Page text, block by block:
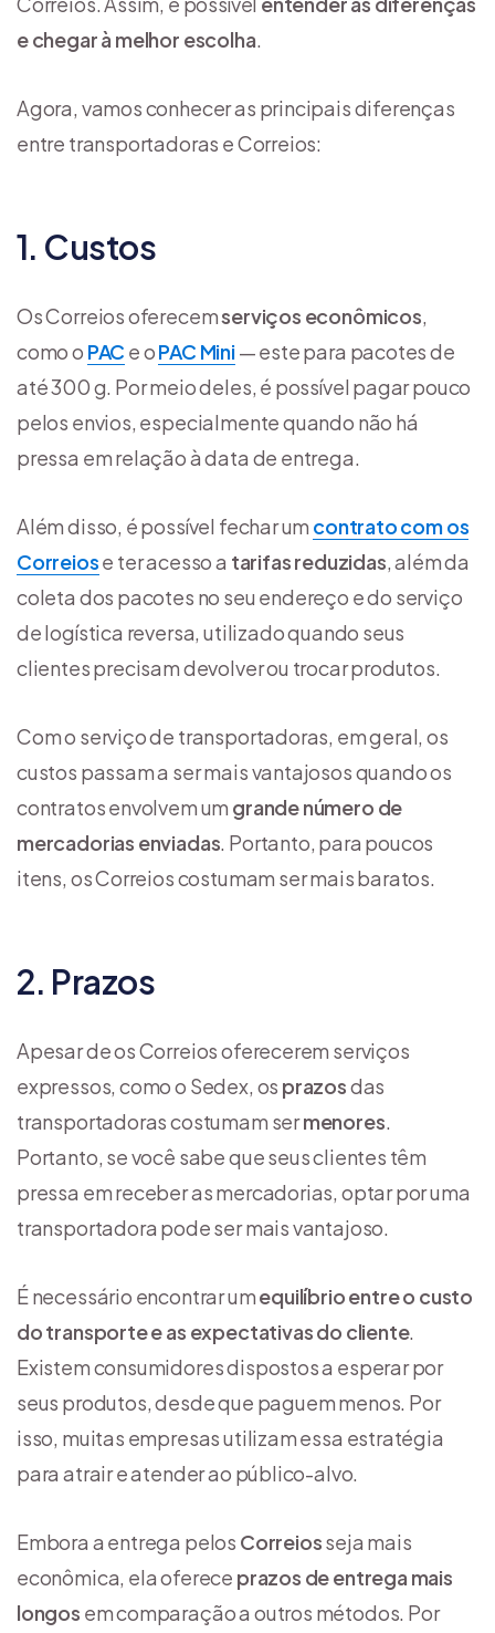
e chegar à melhor escolha.
Agora, vamos conhecer as principais diferenças
entre transportadoras e Correios:
1. Custos
Os Correios oferecemserviços econômicos,
como o PAC e oPAC Mini— este para pacotes de
até 300 g. Por meio deles, é possível pagar pouco
pelos envios, especialmente quando não há
pressa em relação à data de entrega.
Além disso, é possível fechar um contrato com os
Correiose ter acesso a tarifas reduzidas, além da
coleta dos pacotes no seu endereço e do serviço
de logística reversa, utilizado quando seus
clientes precisam devolver ou trocar produtos.
Com o serviço de transportadoras, em geral, os
custos passam a ser mais vantajosos quando os
contratos envolvem um grande número de
mercadorias enviadas. Portanto, para poucos
itens, os Correios costumam ser mais baratos.
2. Prazos
Apesar de os Correios oferecerem serviços
expressos, como o Sedex, os prazosdas
transportadoras costumam sermenores.
Portanto, se você sabe que seus clientes têm
pressa em receber as mercadorias, optar por uma
transportadora pode ser mais vantajoso.
É necessário encontrar umequilíbrio entre o custo
do transporte e as expectativas do cliente.
Existem consumidores dispostos a esperar por
seus produtos, desde que paguem menos. Por
isso, muitas empresas utilizam essa estratégia
para atrair e atender ao público-alvo.
Embora a entrega pelos Correiosseja mais
econômica, ela oferece prazos de entrega mais
longos em comparação a outros métodos. Por